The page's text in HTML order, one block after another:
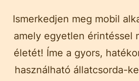
Ismerkedjen meg mobil
amely egyetlen érintéssel
életét! Íme a gyors,
használható állatcsorda-